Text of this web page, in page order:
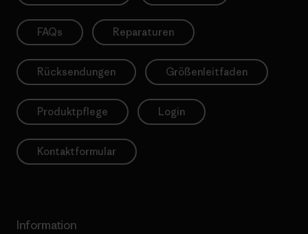
FAQs Reparaturen
Rücksendungen Größenleitfaden
Produktpflege Login
Kontaktformular
Information